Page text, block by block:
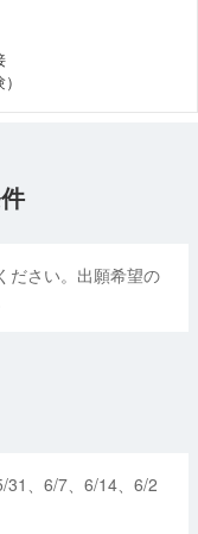
ださい。出願希望の
31、6/7、6/14、6/2